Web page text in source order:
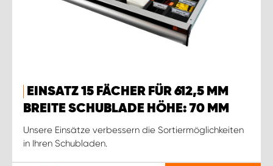
EINSATZ 15 FÄCHER FÜR 612,5 MM
BREITE SCHUBLADE HÖHE: 70 MM
Unsere Einsätze verbessern die Sortiermöglichkeiten
in Ihren Schubladen.